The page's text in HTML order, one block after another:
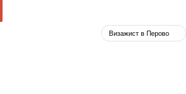
Визажист в Перово